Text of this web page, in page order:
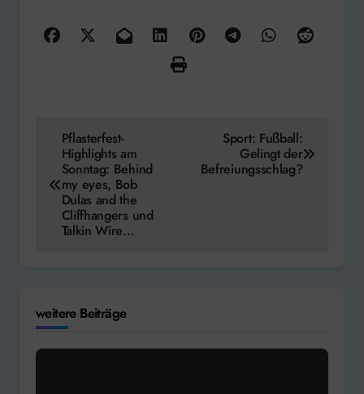
Beitragsnavigation
Pflasterfest-
Highlights am
Sonntag: Behind
my eyes, Bob
Dulas and the
Cliffhangers und
Talkin Wire…
Sport: Fußball:
Gelingt der
Befreiungsschlag?
weitere Beiträge